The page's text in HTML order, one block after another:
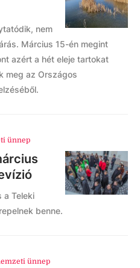
nem
Március 15-én megint
azért a hét eleje tartokat
meg az Országos
ünnep
a Teleki
benne.
ünnep